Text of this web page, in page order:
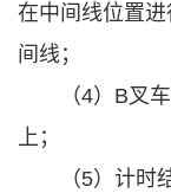
在中间线位置
间线；
（4）B叉
上；
（5）计时